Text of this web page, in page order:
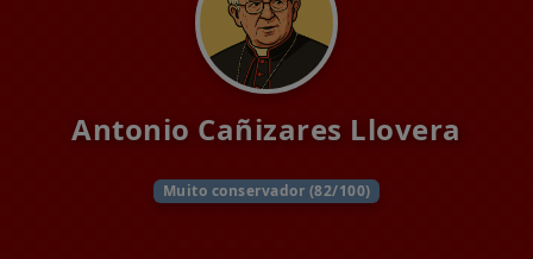
Antonio Cañizares Llovera
Muito conservador (82/100)